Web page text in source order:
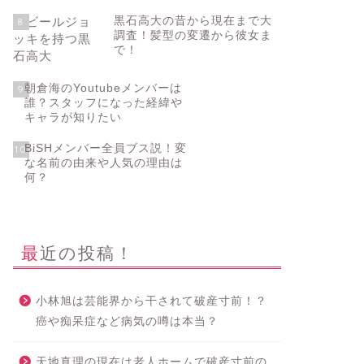
8
黒石高大の昔から現在まで大
調査！髪型の変遷から彼女ま
で！
9朝倉海のYoutubeメンバーは
誰？スタッフになった経緯や
キャラが知りたい
10BiSHメンバー全員ブス説！変
な名前の由来や人気の理由は
何？
最近の投稿！
小林旭は芸能界から干されて破産寸前！？
癌や痴呆症など病気の噂は本当？